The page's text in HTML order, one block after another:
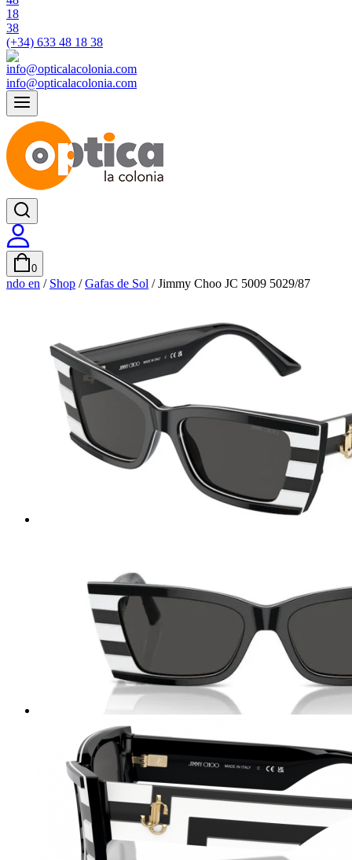
(+34) 633 48 18 38
info@opticalacolonia.com
0
ndo en / Shop / Gafas de Sol / Jimmy Choo JC 5009 5029/87